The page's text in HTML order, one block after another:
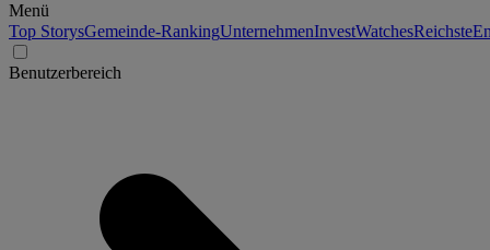
Menü
Top StorysGemeinde-RankingUnternehmenInvestWatchesReichste
Benutzerbereich